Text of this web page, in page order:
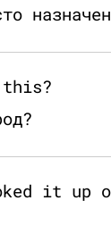
this?
it up